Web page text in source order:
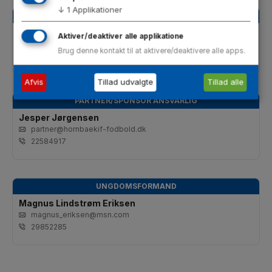
VENSKABSFORENINGEN - BARASS
Kim Lykkegaard
lykkegaard@pc.dk
21632188
PARTNER/SPONSOR ANSVARLIG
Jesper Jørgensen
partner@hornbaekif-fodbold.dk
22584917
UNGDOMSFORMAND
Magnus Lindstrøm Eriksen
magnus_eriksen@msn.com
29852285
↓ 1 Applikationer
Aktiver/deaktiver alle applikatione
Brug denne kontakt til at aktivere/deaktivere alle apps.
Afvis Tillad udvalgte Tillad alle